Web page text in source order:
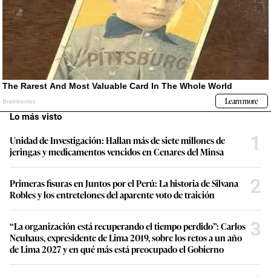
Lo más visto
Unidad de Investigación: Hallan más de siete millones de
jeringas y medicamentos vencidos en Cenares del Minsa
1
Primeras fisuras en Juntos por el Perú: La historia de Silvana
Robles y los entretelones del aparente voto de traición
2
“La organización está recuperando el tiempo perdido”: Carlos
Neuhaus, expresidente de Lima 2019, sobre los retos a un año
de Lima 2027 y en qué más está preocupado el Gobierno
3